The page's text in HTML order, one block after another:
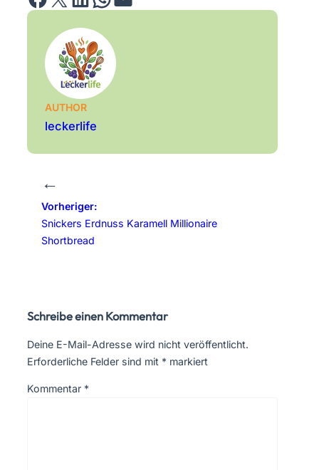
AUTHOR
leckerlife
←
Vorheriger:
Snickers Erdnuss Karamell Millionaire
Shortbread
Schreibe einen Kommentar
Deine E-Mail-Adresse wird nicht veröffentlicht.
Erforderliche Felder sind mit * markiert
Kommentar *